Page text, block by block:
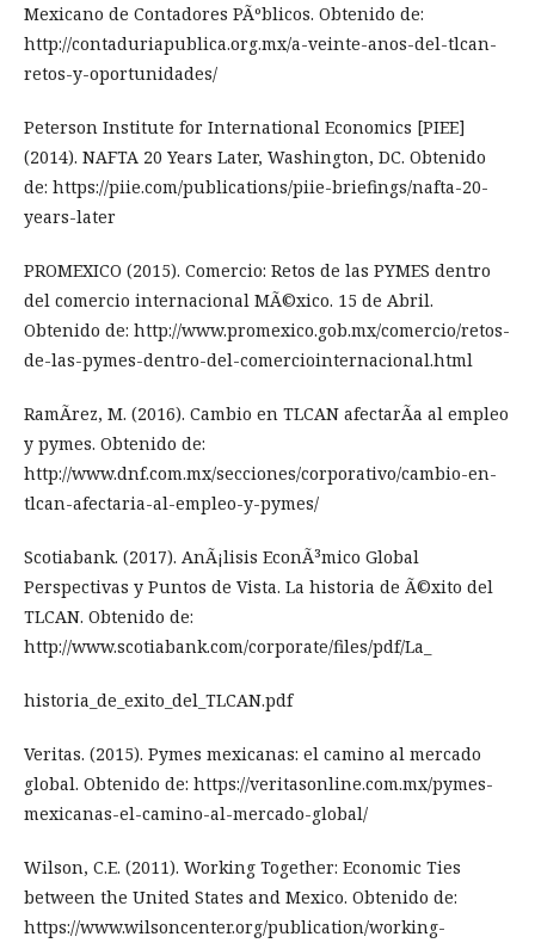
Mexicano de Contadores PÃºblicos. Obtenido de:
http://contaduriapublica.org.mx/a-veinte-anos-del-tlcan-
retos-y-oportunidades/
Peterson Institute for International Economics [PIEE]
(2014). NAFTA 20 Years Later, Washington, DC. Obtenido
de: https://piie.com/publications/piie-briefings/nafta-20-
years-later
PROMEXICO (2015). Comercio: Retos de las PYMES dentro
del comercio internacional MÃ©xico. 15 de Abril.
Obtenido de: http://www.promexico.gob.mx/comercio/retos-
de-las-pymes-dentro-del-comerciointernacional.html
RamÃ­rez, M. (2016). Cambio en TLCAN afectarÃ­a al empleo
y pymes. Obtenido de:
http://www.dnf.com.mx/secciones/corporativo/cambio-en-
tlcan-afectaria-al-empleo-y-pymes/
Scotiabank. (2017). AnÃ¡lisis EconÃ³mico Global
Perspectivas y Puntos de Vista. La historia de Ã©xito del
TLCAN. Obtenido de:
http://www.scotiabank.com/corporate/files/pdf/La_
historia_de_exito_del_TLCAN.pdf
Veritas. (2015). Pymes mexicanas: el camino al mercado
global. Obtenido de: https://veritasonline.com.mx/pymes-
mexicanas-el-camino-al-mercado-global/
Wilson, C.E. (2011). Working Together: Economic Ties
between the United States and Mexico. Obtenido de:
https://www.wilsoncenter.org/publication/working-